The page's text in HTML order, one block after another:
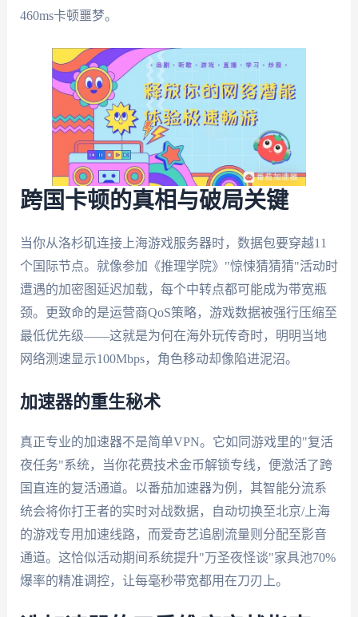
460ms卡顿噩梦。
跨国卡顿的真相与破局关键
当你从洛杉矶连接上海游戏服务器时，数据包要穿越11
个国际节点。就像参加《推理学院》"惊悚猜猜猜"活动时
遭遇的加密图延迟加载，每个中转点都可能成为带宽瓶
颈。更致命的是运营商QoS策略，游戏数据被强行压缩至
最低优先级——这就是为何在海外玩传奇时，明明当地
网络测速显示100Mbps，角色移动却像陷进泥沼。
加速器的重生秘术
真正专业的加速器不是简单VPN。它如同游戏里的"复活
夜任务"系统，当你花费技术金币解锁专线，便激活了跨
国直连的复活通道。以番茄加速器为例，其智能分流系
统会将你打王者的实时对战数据，自动切换至北京/上海
的游戏专用加速线路，而爱奇艺追剧流量则分配至影音
通道。这恰似活动期间系统提升"万圣夜怪谈"家具池70%
爆率的精准调控，让每毫秒带宽都用在刀刃上。